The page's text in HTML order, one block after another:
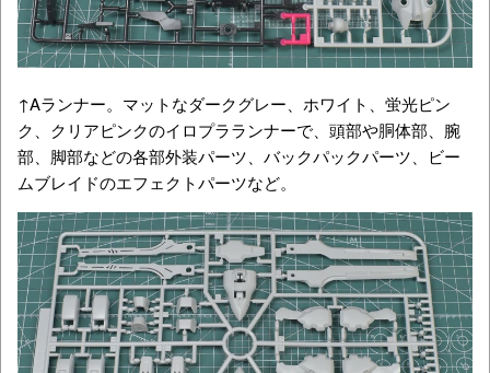
↑Aランナー。マットなダークグレー、ホワイト、蛍光ピン
ク、クリアピンクのイロプラランナーで、頭部や胴体部、腕
部、脚部などの各部外装パーツ、バックパックパーツ、ビー
ムブレイドのエフェクトパーツなど。